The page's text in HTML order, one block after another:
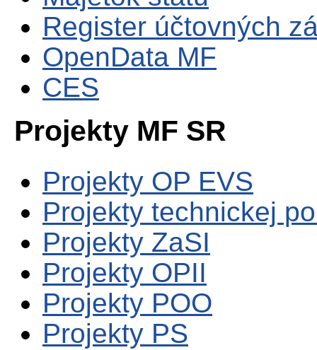
Register účtovných
OpenData MF
CES
Projekty MF SR
Projekty OP EVS
Projekty technickej
Projekty ZaSI
Projekty OPII
Projekty POO
Projekty PS